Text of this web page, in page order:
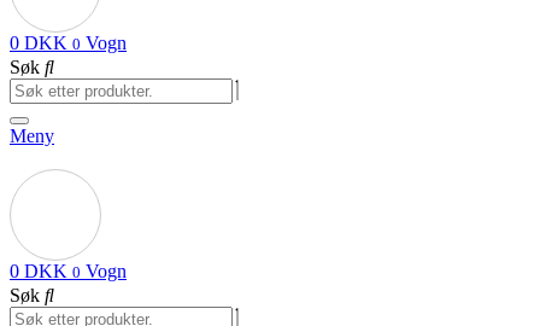
0 DKK 0 Vogn
Søk
Meny
0 DKK 0 Vogn
Søk